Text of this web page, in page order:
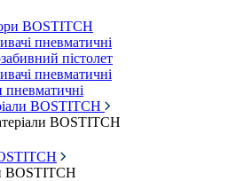
BOSTITCH
пневматичні
пістолет
пневматичні
пневматичні
BOSTITCH
BOSTITCH
BOSTITCH